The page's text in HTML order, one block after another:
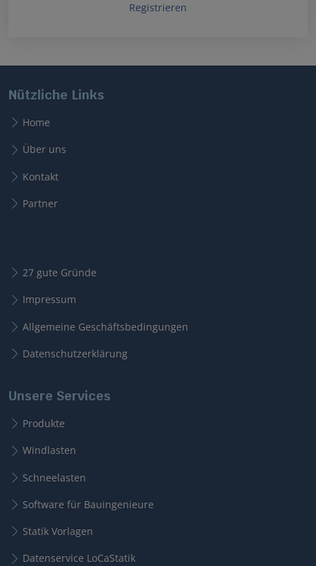
Registrieren
Nützliche Links
Home
Über uns
Kontakt
Partner
27 gute Gründe
Impressum
Allgemeine Geschäftsbedingungen
Datenschutzerklärung
Unsere Services
Produkte
Windlasten
Schneelasten
Software für Bauingenieure
Statik Vorlagen
Datenservice LoCaStatik